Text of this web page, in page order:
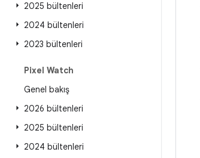
2025 bültenleri
2024 bültenleri
2023 bültenleri
Pixel Watch
Genel bakış
2026 bültenleri
2025 bültenleri
2024 bültenleri